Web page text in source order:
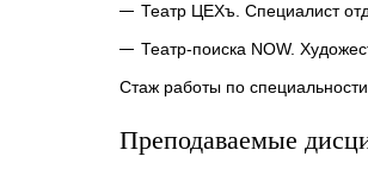
Театр ЦЕХъ. Специалист
Театр-поиска NOW.
Стаж работы по
Преподаваемые